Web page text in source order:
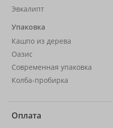
Эвкалипт
Упаковка
Кашпо из дерева
Оазис
Современная упаковка
Колба-пробирка
Оплата